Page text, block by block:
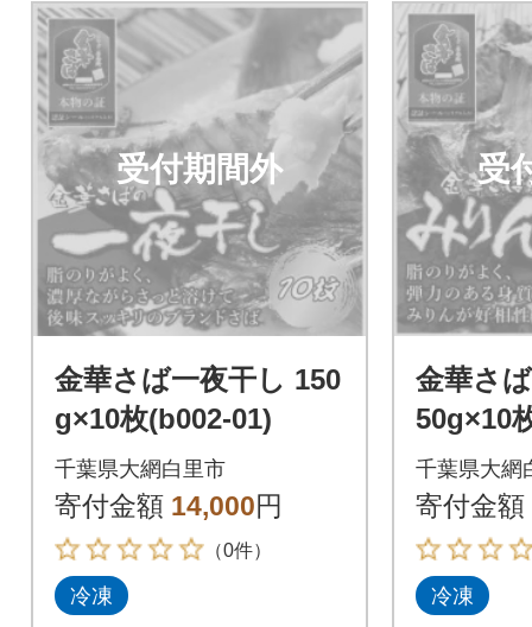
受付期間外
金華さば一夜干し 150
g×10枚(b002-01)
千葉県大網白里市
寄付金額 14,000円
（0件）
冷凍
受
金華さ
50g×10
千葉県大網
寄付金額
冷凍